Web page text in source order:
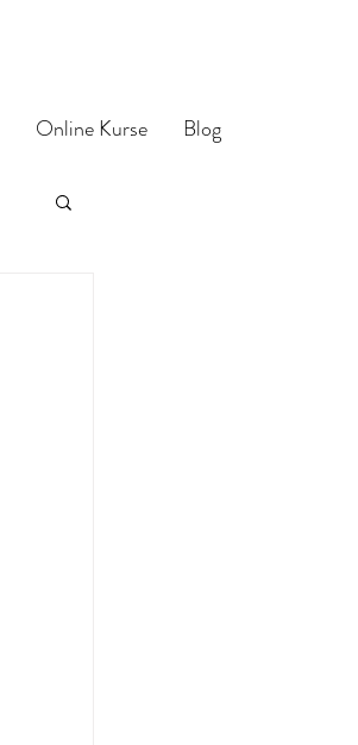
Online Kurse Blog